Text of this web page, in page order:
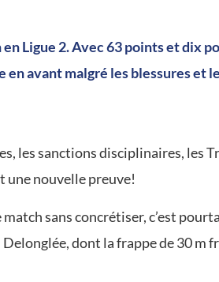
en Ligue 2. Avec 63 points et dix
en avant malgré les blessures et
les sanctions disciplinaires, les
une nouvelle preuve!
sans concrétiser, c’est
dont la frappe de 30 m